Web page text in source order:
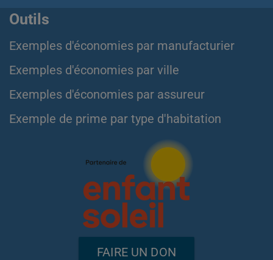
Outils
Exemples d'économies par manufacturier
Exemples d'économies par ville
Exemples d'économies par assureur
Exemple de prime par type d'habitation
FAIRE UN DON